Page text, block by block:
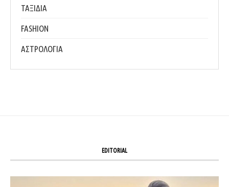
ΤΑΞΙΔΙΑ
FASHION
ΑΣΤΡΟΛΟΓΙΑ
EDITORIAL